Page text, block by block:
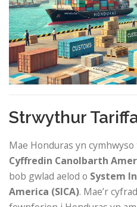
Strwythur
Mae Honduras yn
Cyffredin Canolbarth
bob gwlad aelod o System
America (SICA). Mae’r